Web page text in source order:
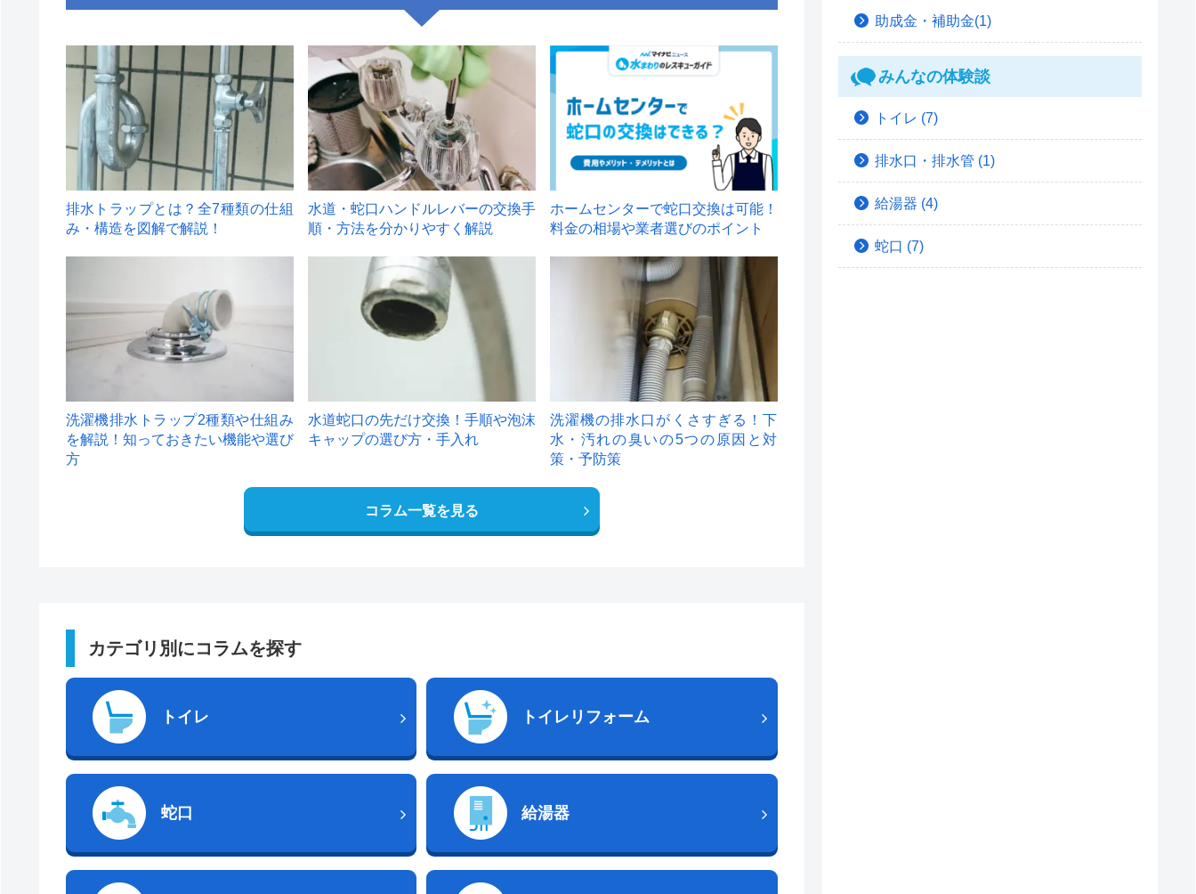
1
排水トラップとは？全7種類の仕組
み・構造を図解で解説！
2
水道・蛇口ハンドルレバーの交換手
順・方法を分かりやすく解説
ホームセンターで蛇口交換は可能！
料金の相場や業者選びのポイント
洗濯機排水トラップ2種類や仕組み
を解説！知っておきたい機能や選び
方
水道蛇口の先だけ交換！手順や泡沫
キャップの選び方・手入れ
洗濯機の排水口がくさすぎる！下
水・汚れの臭いの5つの原因と対
策・予防策
コラム一覧を見る
カテゴリ別にコラムを探す
トイレ トイレリフォーム
蛇口 給湯器
助成金・補助金(1)
みんなの体験談
トイレ (7)
排水口・排水管 (1)
給湯器 (4)
蛇口 (7)